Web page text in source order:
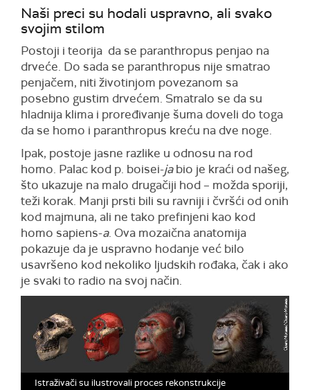
Naši preci su hodali uspravno, ali svako
svojim stilom
Postoji i teorija da se paranthropus penjao na
drveće. Do sada se paranthropus nije smatrao
penjačem, niti životinjom povezanom sa
posebno gustim drvećem. Smatralo se da su
hladnija klima i proređivanje šuma doveli do toga
da se homo i paranthropus kreću na dve noge.
Ipak, postoje jasne razlike u odnosu na rod
homo. Palac kod p. boisei-jabio je kraći od našeg,
što ukazuje na malo drugačiji hod – možda sporiji,
teži korak. Manji prsti bili su ravniji i čvršći od onih
kod majmuna, ali ne tako prefinjeni kao kod
homo sapiens-a. Ova mozaična anatomija
pokazuje da je uspravno hodanje već bilo
usavršeno kod nekoliko ljudskih rođaka, čak i ako
je svaki to radio na svoj način.
Istraživači su ilustrovali proces rekonstrukcije